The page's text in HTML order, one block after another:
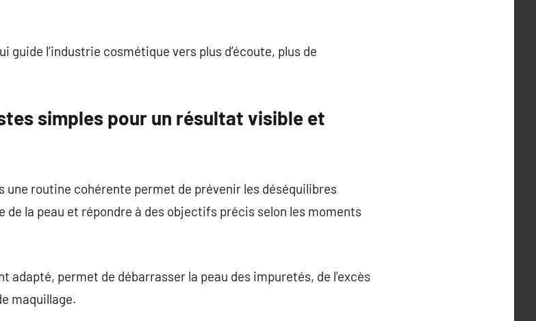
guide l’industrie cosmétique vers plus d’écoute, plus de
simples pour un résultat visible et
une routine cohérente permet de prévenir les déséquilibres
la peau et répondre à des objectifs précis selon les moments
adapté, permet de débarrasser la peau des impuretés, de l’excès
maquillage.